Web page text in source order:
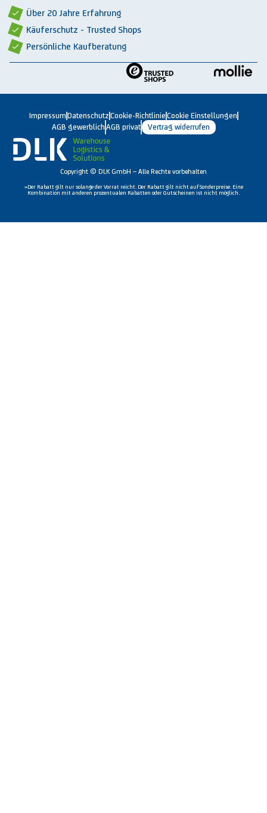
Über 20 Jahre Erfahrung
Käuferschutz - Trusted Shops
Persönliche Kaufberatung
Impressum Datenschutz Cookie-Richtlinie Cookie Einstellungen
AGB gewerblich AGB privat Vertrag widerrufen
Copyright © DLK GmbH – Alle Rechte vorbehalten
»Der Rabatt gilt nur solange der Vorrat reicht. Der Rabatt gilt nicht auf Sonderpreise. Eine
Kombination mit anderen prozentualen Rabatten oder Gutscheinen ist nicht möglich.